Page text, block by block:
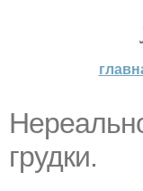
грудки.